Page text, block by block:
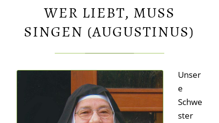
WER LIEBT, MUSS S
INGEN (AUGUSTINUS)
Unser
e
Schwe
ster